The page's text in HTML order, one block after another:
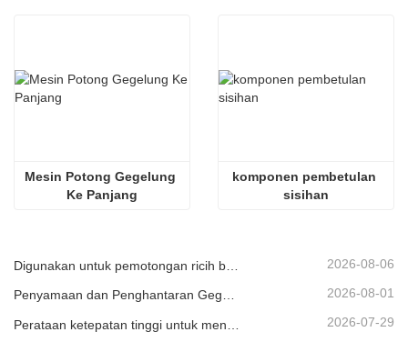
Mesin Potong Gegelung
Ke Panjang
komponen pembetulan
sisihan
2026-08-06
Penyamaan dan Penghantaran Gegelung Logam 2026-08-01
2026-07-29